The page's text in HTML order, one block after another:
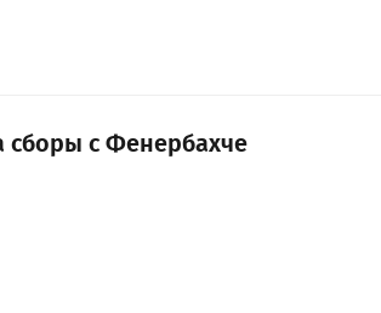
сборы с Фенербахче